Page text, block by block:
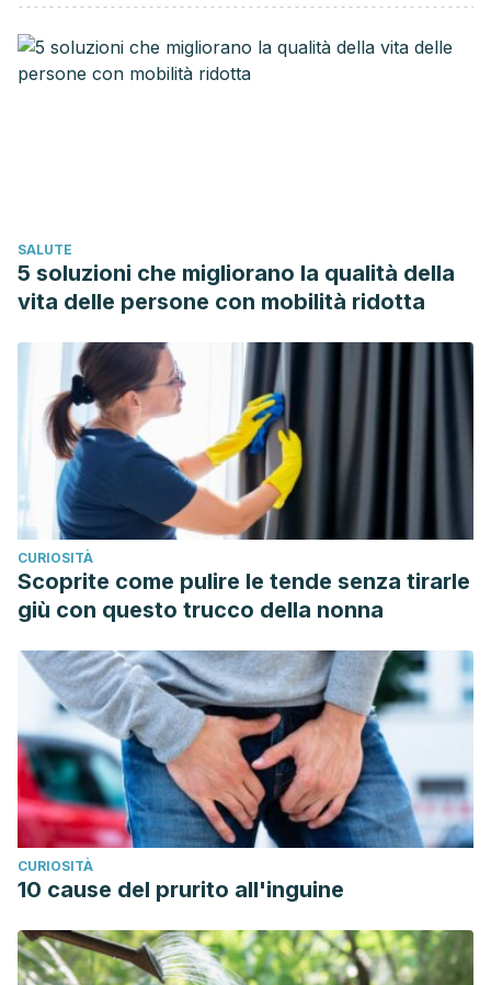
2000 ; 34( 3 ): 221-224.
Ortiz L, Tamames S. La gripe y las vacunas frente a la
gripe: presente y futuro. Rev Pediatr Aten Primaria. 2014 ;
Chile. Rev. chil. infectol. 2015; 32( 4 ): 417-429.
Navas T, Calatroni I. Estado actual de la vacunación en
adultos y grupos especiales. Gac Méd Caracas. 2008; 116(
3 ): 181-182.
Vázquez M, Cravioto P, Galván F, Guarneros D, et al.
Varicela y herpes zóster: retos para la salud pública. Salud
Pública de México. 2017; 59(6):650.
SALUTE
5 soluzioni che migliorano la qualità della
vita delle persone con mobilità ridotta
CURIOSITÀ
Scoprite come pulire le tende senza tirarle
giù con questo trucco della nonna
CURIOSITÀ
10 cause del prurito all'inguine